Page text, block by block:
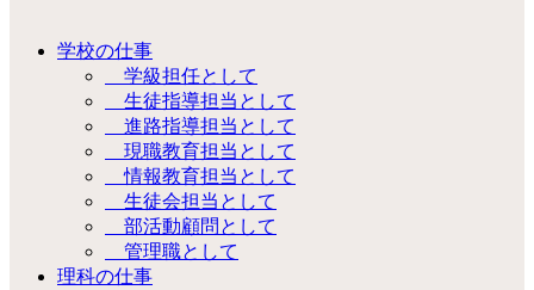
学校の仕事
学級担任として
生徒指導担当として
進路指導担当として
現職教育担当として
情報教育担当として
生徒会担当として
部活動顧問として
管理職として
理科の仕事